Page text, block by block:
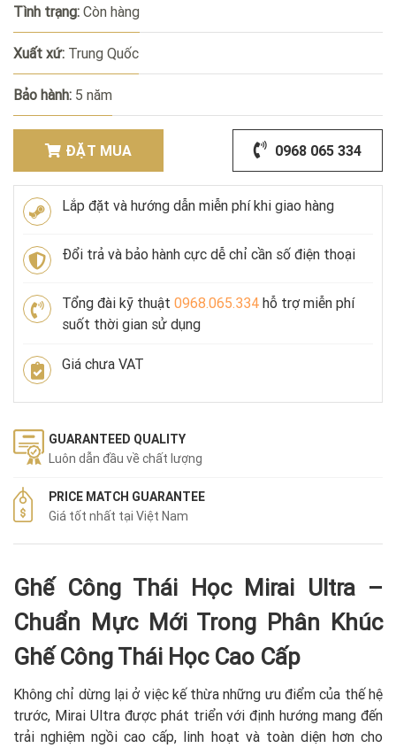
Tình trạng: Còn hàng
Xuất xứ: Trung Quốc
Bảo hành: 5 năm
ĐẶT MUA 0968 065 334
Lắp đặt và hướng dẫn miễn phí khi giao hàng
Đổi trả và bảo hành cực dễ chỉ cần số điện thoại
Tổng đài kỹ thuật 0968.065.334 hỗ trợ miễn phí
suốt thời gian sử dụng
Giá chưa VAT
GUARANTEED QUALITY
Luôn dẫn đầu về chất lượng
PRICE MATCH GUARANTEE
Giá tốt nhất tại Việt Nam
Ghế Công Thái Học Mirai Ultra –
Chuẩn Mực Mới Trong Phân Khúc
Ghế Công Thái Học Cao Cấp
Không chỉ dừng lại ở việc kế thừa những ưu điểm của thế hệ
trước, Mirai Ultra được phát triển với định hướng mang đến
trải nghiệm ngồi cao cấp, linh hoạt và toàn diện hơn cho